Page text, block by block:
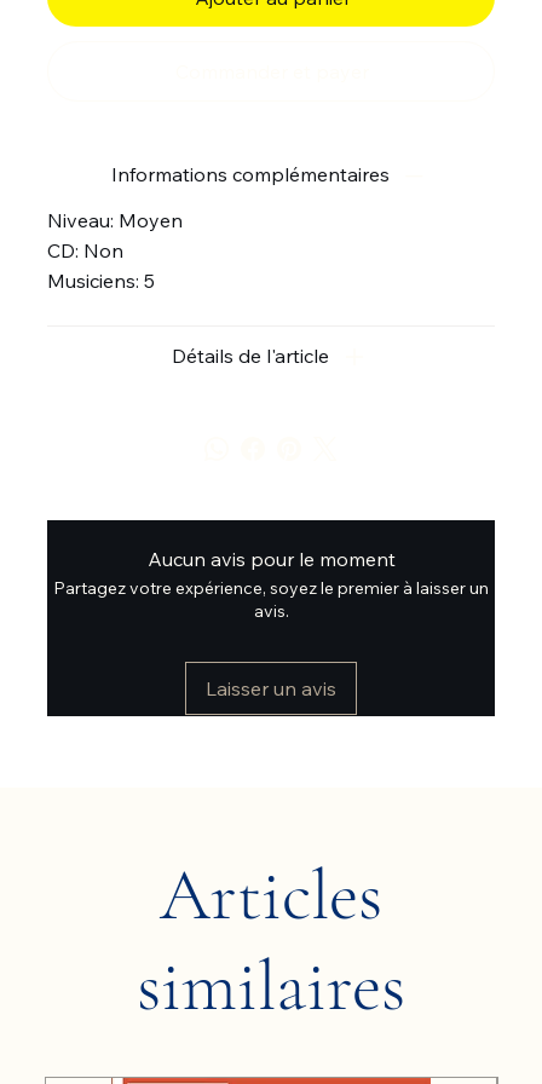
Informations complémentaires
Niveau: Moyen
CD: Non
Musiciens: 5
Détails de l'article
Aucun avis pour le moment
Partagez votre expérience, soyez le premier à laisser un
avis.
Laisser un avis
Articles
similaires